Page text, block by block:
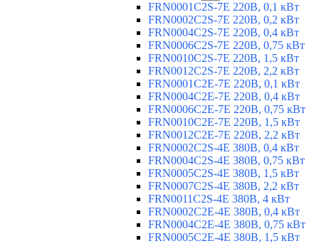
FRN0001C2S-7E 220В, 0,1 кВт
FRN0002C2S-7E 220В, 0,2 кВт
FRN0004C2S-7E 220В, 0,4 кВт
FRN0006C2S-7E 220В, 0,75 кВт
FRN0010C2S-7E 220В, 1,5 кВт
FRN0012C2S-7E 220В, 2,2 кВт
FRN0001C2E-7E 220В, 0,1 кВт
FRN0004C2E-7E 220В, 0,4 кВт
FRN0006C2E-7E 220В, 0,75 кВт
FRN0010C2E-7E 220В, 1,5 кВт
FRN0012C2E-7E 220В, 2,2 кВт
FRN0002C2S-4E 380В, 0,4 кВт
FRN0004C2S-4E 380В, 0,75 кВт
FRN0005C2S-4E 380В, 1,5 кВт
FRN0007C2S-4E 380В, 2,2 кВт
FRN0011C2S-4E 380В, 4 кВт
FRN0002C2E-4E 380В, 0,4 кВт
FRN0004C2E-4E 380В, 0,75 кВт
FRN0005C2E-4E 380В, 1,5 кВт